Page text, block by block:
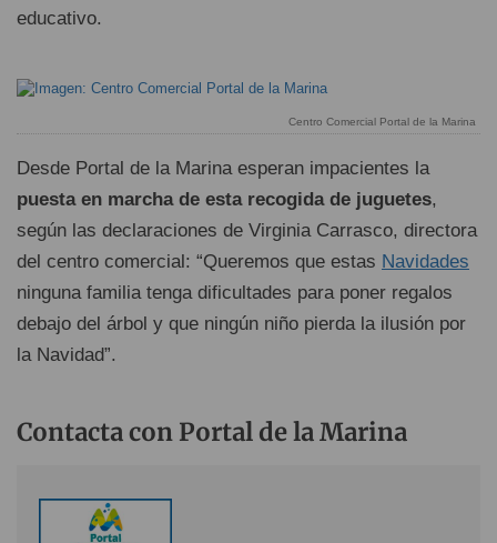
educativo.
Centro Comercial Portal de la Marina
Desde Portal de la Marina esperan impacientes la
puesta en marcha de esta recogida de juguetes,
según las declaraciones de Virginia Carrasco, directora
del centro comercial: “Queremos que estas Navidades
ninguna familia tenga dificultades para poner regalos
debajo del árbol y que ningún niño pierda la ilusión por
la Navidad”.
Contacta con Portal de la Marina